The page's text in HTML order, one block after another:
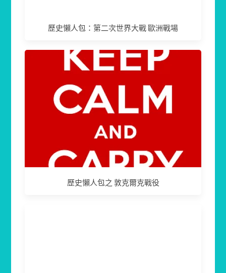
歷史懶人包：第二次世界大戰 歐洲戰場
歷史懶人包之 敦克爾克戰役